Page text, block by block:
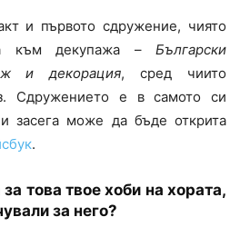
и първото сдружение, чиято
към декупажа – Български
и декорация, сред чиито
Сдружението е в самото си
засега може да бъде открита
.
това твое хоби на хората,
за него?